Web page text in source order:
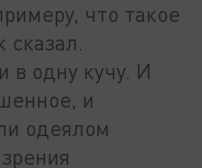
что такое
одну кучу. И
и
одеялом